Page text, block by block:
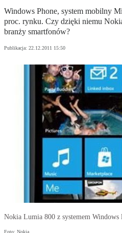
Windows Phone, system mobilny
proc. rynku. Czy dzięki niemu
branży smartfonów?
Publikacja: 22.12.2011 15:50
Nokia Lumia 800 z systemem Windows
Foto: Nokia